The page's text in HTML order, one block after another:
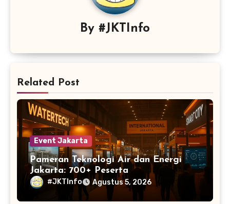
By #JKTInfo
Related Post
Event Jakarta
Pameran Teknologi Air dan Energi
Jakarta: 700+ Peserta
#JKTInfo Agustus 5, 2026